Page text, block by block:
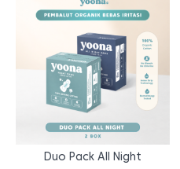
Duo Pack All Night